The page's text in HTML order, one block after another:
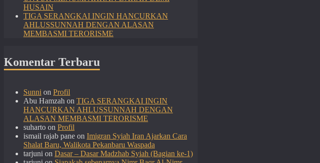
HUSAIN
TIGA SERANGKAI INGIN HANCURKAN
AHLUSSUNNAH DENGAN ALASAN
MEMBASMI TERORISME
Komentar Terbaru
Sunni on Profil
Abu Hamzah on TIGA SERANGKAI INGIN
HANCURKAN AHLUSSUNNAH DENGAN
ALASAN MEMBASMI TERORISME
suharto on Profil
ismail rajab pane on Imigran Syiah Iran Ajarkan Cara
Shalat Baru, Walikota Pekanbaru Waspada
tarjuni on Dasar – Dasar Madzhab Syiah (Bagian ke-1)